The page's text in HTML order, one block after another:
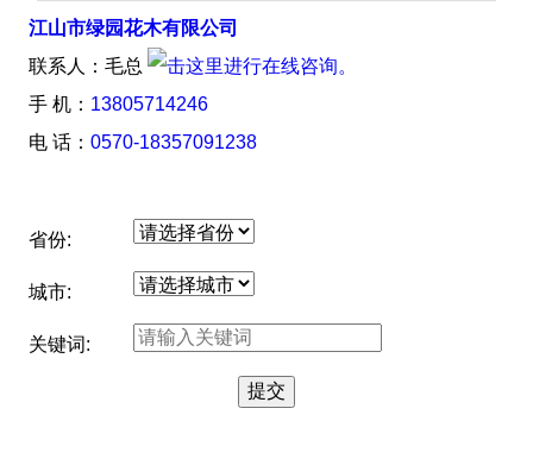
江山市绿园花木有限公司
联系人：毛总
手 机： 13805714246
电 话： 0570-18357091238
省份:
城市:
关键词: